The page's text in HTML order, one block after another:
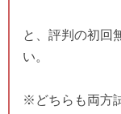
と、評判の初回
い。
※どちらも両方